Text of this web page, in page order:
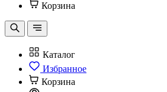
Корзина
Каталог
Избранное
Корзина